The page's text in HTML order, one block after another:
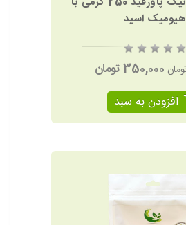
هیومیک اسید
350,000 تومان
افزودن به سبد